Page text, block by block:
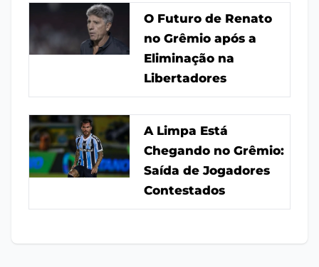
O Futuro de Renato
no Grêmio após a
Eliminação na
Libertadores
A Limpa Está
Chegando no Grêmio:
Saída de Jogadores
Contestados